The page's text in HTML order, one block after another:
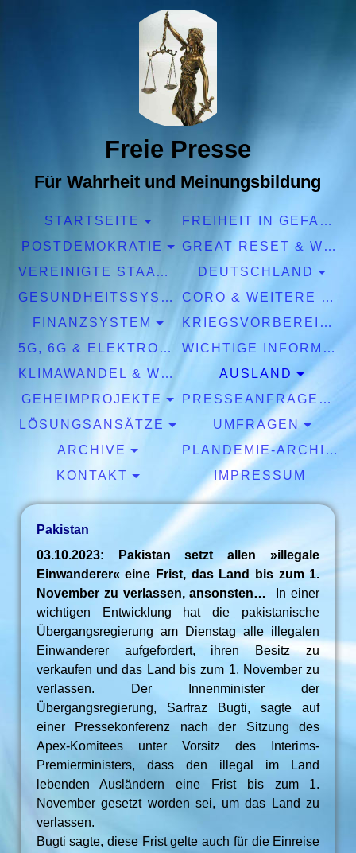
Freie Presse
Für Wahrheit und Meinungsbildung
STARTSEITE
FREIHEIT IN GEFAHR
POSTDEMOKRATIE
GREAT RESET & WEF
VEREINIGTE STAATEN EUROPA
DEUTSCHLAND
GESUNDHEITSSYSTEM
CORO & WEITERE PANDEMIEN
FINANZSYSTEM
KRIEGSVORBEREITUNGEN
5G, 6G & ELEKTROSMOG
WICHTIGE INFORMATIONEN
KLIMAWANDEL & WETTER
AUSLAND
GEHEIMPROJEKTE
PRESSEANFRAGEN & EXPERTISEN
LÖSUNGSANSÄTZE
UMFRAGEN
ARCHIVE
PLANDEMIE-ARCHIV
KONTAKT
IMPRESSUM
Pakistan
03.10.2023: Pakistan setzt allen »illegale
Einwanderer« eine Frist, das Land bis zum 1.
November zu verlassen, ansonsten… In einer
wichtigen Entwicklung hat die pakistanische
Übergangsregierung am Dienstag alle illegalen
Einwanderer aufgefordert, ihren Besitz zu
verkaufen und das Land bis zum 1. November zu
verlassen. Der Innenminister der
Übergangsregierung, Sarfraz Bugti, sagte auf
einer Pressekonferenz nach der Sitzung des
Apex-Komitees unter Vorsitz des Interims-
Premierministers, dass den illegal im Land
lebenden Ausländern eine Frist bis zum 1.
November gesetzt worden sei, um das Land zu
verlassen.
Bugti sagte, diese Frist gelte auch für die Einreise